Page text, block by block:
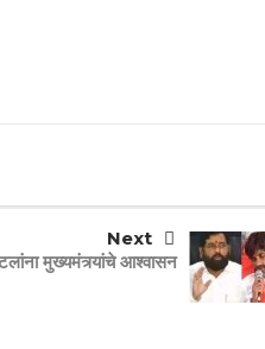
Next
मुख्यमंत्र्यांचे आश्वासन